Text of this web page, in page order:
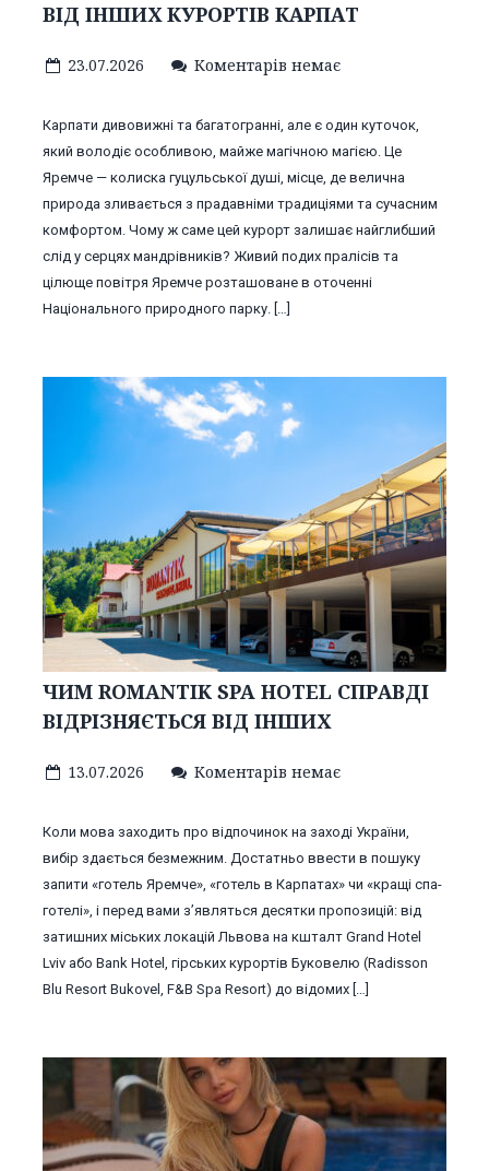
ВІД ІНШИХ КУРОРТІВ КАРПАТ
23.07.2026 Коментарів немає
Карпати дивовижні та багатогранні, але є один куточок,
який володіє особливою, майже магічною магією. Це
Яремче — колиска гуцульської душі, місце, де велична
природа зливається з прадавніми традиціями та сучасним
комфортом. Чому ж саме цей курорт залишає найглибший
слід у серцях мандрівників? Живий подих пралісів та
цілюще повітря Яремче розташоване в оточенні
Національного природного парку. […]
ЧИМ ROMANTIK SPA HOTEL СПРАВДІ
ВІДРІЗНЯЄТЬСЯ ВІД ІНШИХ
13.07.2026 Коментарів немає
Коли мова заходить про відпочинок на заході України,
вибір здається безмежним. Достатньо ввести в пошуку
запити «готель Яремче», «готель в Карпатах» чи «кращі спа-
готелі», і перед вами з’являться десятки пропозицій: від
затишних міських локацій Львова на кшталт Grand Hotel
Lviv або Bank Hotel, гірських курортів Буковелю (Radisson
Blu Resort Bukovel, F&B Spa Resort) до відомих […]